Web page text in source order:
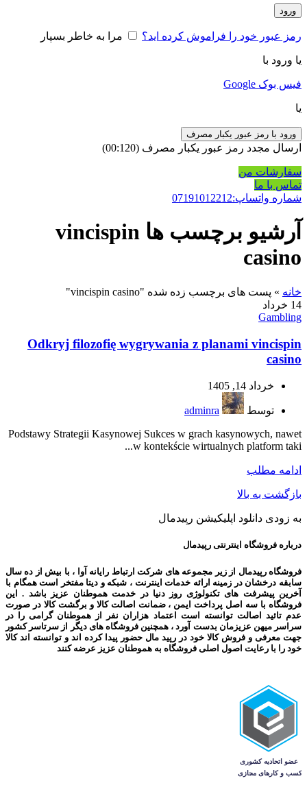
ورود
رمز عبور خود را فراموش کرده اید؟ مرا به خاطر بسپار
یا ورود با
فیس بوک Google
یا
ورود با رمز عبور یکبار مصرف
ارسال مجدد رمز عبور یکبار مصرف (00:
120
)
سفارشات من
تماس با ما
شماره واتساپ:07191012212
آرشیو برچسب ها vincispin
casino
خانه » پست های برچسب زده شده "vincispin casino"
14 خرداد
Gambling
Odkryj filozofię wygrywania z planami vincispin
casino
خرداد 14, 1405
توسط
adminra
Podstawy Strategii Kasynowej Sukces w grach kasynowych, nawet
w kontekście wirtualnych platform taki...
ادامه مطلب
بازگشت به بالا
به زودی دانلود اپلیکیشن رپیدمال
درباره فروشگاه اینترنتی رپیدمال
فروشگاه رپیدمال از زیر مجموعه های شرکت ارتباط رایانه آوا ، با بیش از ده سال
سابقه درخشان در زمینه ارائه خدمات اینترنت ، شبکه و دیتا مفتخر است همگام با
آخرین پیشرفت های تکنولوژی روز دنیا در خدمت هموطنان عزیز باشد . این
فروشگاه با سه اصل پرداخت ایمن ، ضمانت اصالت کالا و برگشت کالا در صورت
عدم تائید اصالت توانسته است اعتماد هزاران نفر از هموطنان گرامی را در
سراسر میهن عزیزمان بدست آورد ، همچنین فروشگاه های دیگر از سرتاسر کشور
جهت معرفی و فروش کالا خود در رپید مال حضور پیدا کرده اند و توانسته اند کالا
خود را با رعایت اصول اصلی فروشگاه به هموطنان عزیز عرضه کنند